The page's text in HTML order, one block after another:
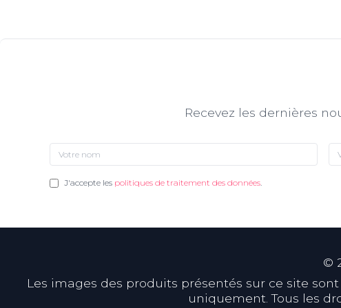
Recevez les dernières
J'accepte les politiques de traitement des données.
©
Les images des produits présentés sur ce site
uniquement. Tous les